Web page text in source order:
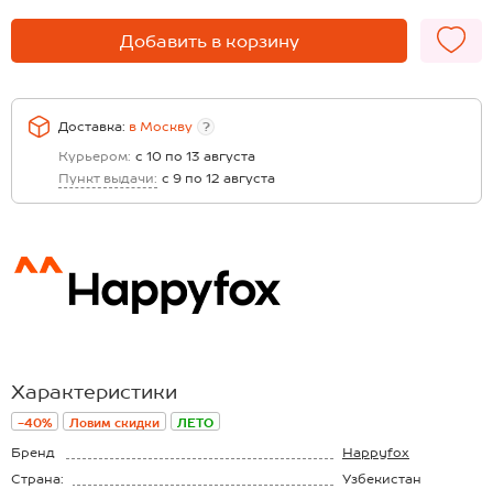
Добавить в корзину
Доставка: в Москву
?
Курьером: с 10 по 13 августа
Пункт выдачи: с 9 по 12 августа
Характеристики
-40% Ловим скидки ЛЕТО
Бренд
Happyfox
Страна:
Узбекистан